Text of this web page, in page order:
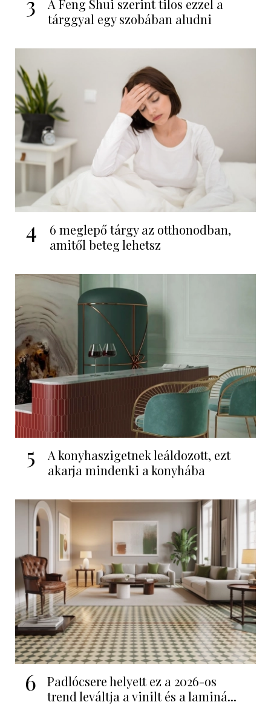
A Feng Shui szerint tilos ezzel a
tárggyal egy szobában aludni
4
6 meglepő tárgy az otthonodban,
amitől beteg lehetsz
5
A konyhaszigetnek leáldozott, ezt
akarja mindenki a konyhába
6
Padlócsere helyett ez a 2026-os
trend leváltja a vinilt és a laminá...